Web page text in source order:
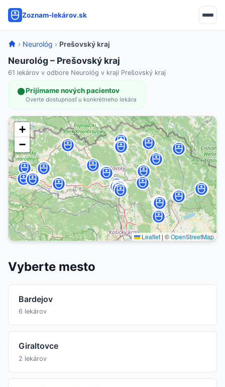
Zoznam-lekárov.sk
› Neurológ › Prešovský kraj
Neurológ – Prešovský kraj
61 lekárov v odbore Neurológ v kraji Prešovský kraj
Prijímame nových pacientov
Overte dostupnosť u konkrétneho lekára
+
−
Leaflet |©OpenStreetMap
Vyberte mesto
Bardejov
6 lekárov
Giraltovce
2 lekárov